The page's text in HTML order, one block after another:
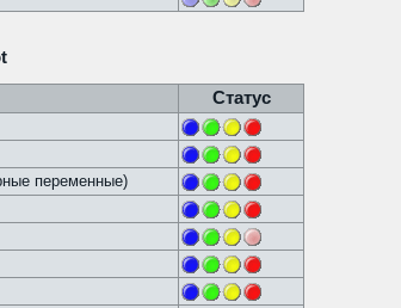
Статус
переменные)